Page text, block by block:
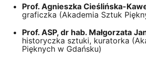
Prof. Agnieszka Cieślińska-
graficzka (Akademia Sztuk
Prof. ASP, dr hab. Małgorzata
historyczka sztuki, kuratorka
Pięknych w Gdańsku)